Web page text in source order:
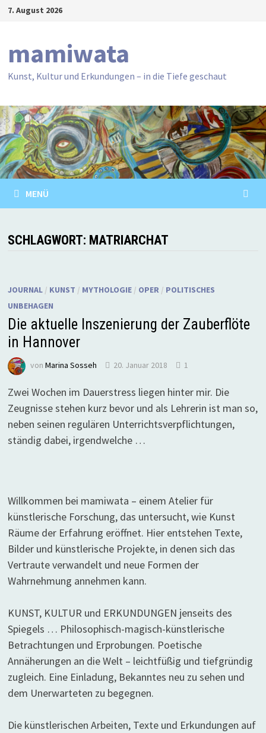
Zum7. August 2026
mamiwata
Kunst, Kultur und Erkundungen – in die Tiefe geschaut
MENÜ
SCHLAGWORT: MATRIARCHAT
JOURNAL/ KUNST / MYTHOLOGIE/ OPER / POLITISCHES
UNBEHAGEN
Die aktuelle Inszenierung der Zauberflöte
in Hannover
von Marina Sosseh 20. Januar 2018 1
Zwei Wochen im Dauerstress liegen hinter mir. Die
Zeugnisse stehen kurz bevor und als Lehrerin ist man so,
neben seinen regulären Unterrichtsverpflichtungen,
ständig dabei, irgendwelche …
Willkommen bei mamiwata – einem Atelier für
künstlerische Forschung, das untersucht, wie Kunst
Räume der Erfahrung eröffnet. Hier entstehen Texte,
Bilder und künstlerische Projekte, in denen sich das
Vertraute verwandelt und neue Formen der
Wahrnehmung annehmen kann.
KUNST, KULTUR und ERKUNDUNGEN jenseits des
Spiegels … Philosophisch-magisch-künstlerische
Betrachtungen und Erprobungen. Poetische
Annäherungen an die Welt – leichtfüßig und tiefgründig
zugleich. Eine Einladung, Bekanntes neu zu sehen und
dem Unerwarteten zu begegnen.
Die künstlerischen Arbeiten, Texte und Erkundungen auf